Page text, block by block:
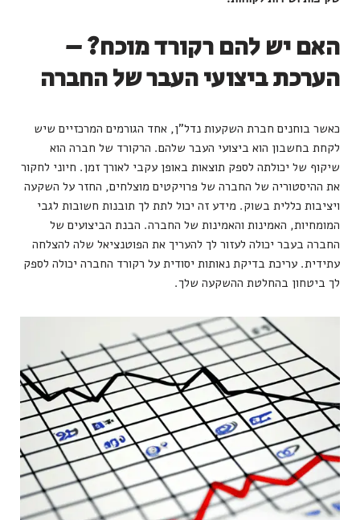
האם יש להם רקורד מוכח? –
הערכת ביצועי העבר של החברה
כאשר בוחנים חברת השקעות נדל"ן, אחד הגורמים המרכזיים שיש
לקחת בחשבון הוא ביצועי העבר שלהם. הרקורד של חברה הוא
שיקוף של יכולתה לספק תוצאות באופן עקבי לאורך זמן. חיוני לחקור
את ההיסטוריה של החברה של פרויקטים מוצלחים, החזר על השקעה
ויציבות כללית בשוק. מידע זה יכול לתת לך תובנות חשובות לגבי
המומחיות, האמינות והאמינות של החברה. הבנת הביצועים של
החברה בעבר יכולה לעזור לך להעריך את הפוטנציאל שלה להצלחה
עתידית. עריכת בדיקת נאותות יסודית על רקורד החברה יכולה לספק
לך ביטחון בהחלטת ההשקעה שלך.